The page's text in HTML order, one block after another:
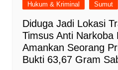
Hukum & Kriminal Sumut
Diduga Jadi Lokasi
Timsus Anti Narkoba
Amankan Seorang
Bukti 63,67 Gram